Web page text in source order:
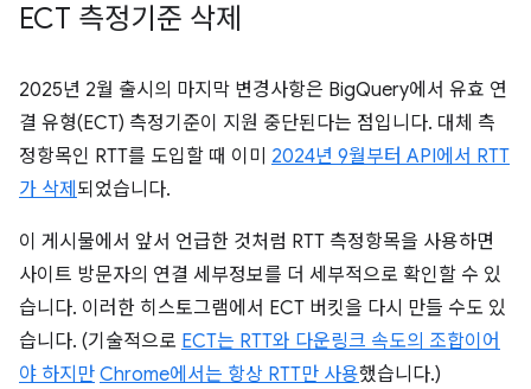
ECT 측정기준 삭제
2025년 2월 출시의 마지막 변경사항은 BigQuery에서 유효 연
결 유형(ECT) 측정기준이 지원 중단된다는 점입니다. 대체 측
정항목인 RTT를 도입할 때 이미 2024년 9월부터 API에서 RTT
가 삭제 되었습니다.
이 게시물에서 앞서 언급한 것처럼 RTT 측정항목을 사용하면
사이트 방문자의 연결 세부정보를 더 세부적으로 확인할 수 있
습니다. 이러한 히스토그램에서 ECT 버킷을 다시 만들 수도 있
습니다. (기술적으로 ECT는 RTT와 다운링크 속도의 조합이어
야 하지만 Chrome에서는 항상 RTT만 사용했습니다.)